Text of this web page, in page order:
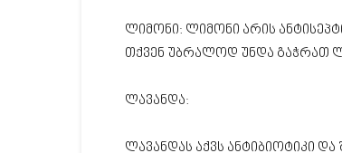
ლიმონი: ლიმონი არის
თქვენ უბრალოდ უნდა გაჭრათ
ლავანდა:
ლავანდას აქვს ანტიბიოტიკი